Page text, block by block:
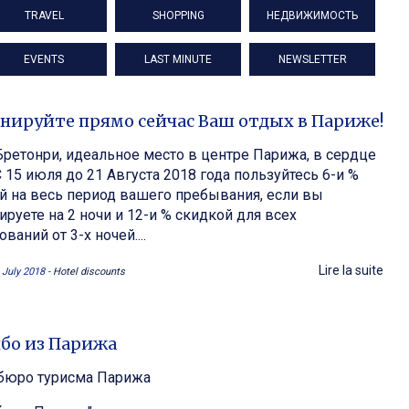
TRAVEL SHOPPING НЕДВИЖИМОСТЬ
EVENTS LAST MINUTE NEWSLETTER
прямо сейчас Ваш отдых в Париже!
идеальное место в центре Парижа, в сердце
июля до 21 Августа 2018 года пользуйтесь 6-и %
на весь период вашего пребывания, если вы
на 2 ночи и 12-и % скидкой для всех
от 3-х ночей....
2018 - Hotel discounts Lire la suite
из Парижа
турисма Парижа